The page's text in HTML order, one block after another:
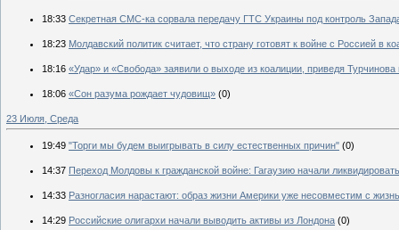
18:33 Секретная СМС-ка сорвала передачу ГТС Украины под контроль
18:23 Молдавский политик считает, что страну готовят к войне с Россией в
18:16 «Удар» и «Свобода» заявили о выходе из коалиции, приведя
18:06 «Сон разума рождает чудовищ» (0)
23 Июля, Среда
19:49 "Торги мы будем выигрывать в силу естественных причин" (0)
14:37 Переход Молдовы к гражданской войне: Гагаузию начали ликвидировать
14:33 Разногласия нарастают: образ жизни Америки уже несовместим с
14:29 Российские олигархи начали выводить активы из Лондона (0)